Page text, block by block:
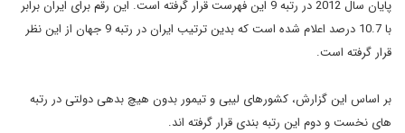
پایان سال 2012 در رتبه 9 این فهرست قرار گرفته است. این رقم برای ایران برابر
با 10.7 درصد اعلام شده است که بدین ترتیب ایران در رتبه 9 جهان از این نظر
قرار گرفته است.
بر اساس این گزارش، کشورهای لیبی و تیمور بدون هیچ بدهی دولتی در رتبه
های نخست و دوم این رتبه بندی قرار گرفته اند.